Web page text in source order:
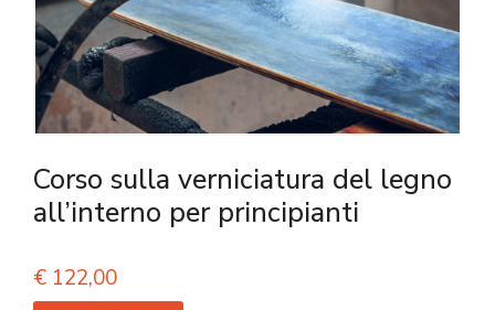
Corso sulla verniciatura del legno
all’interno per principianti
€ 122,00